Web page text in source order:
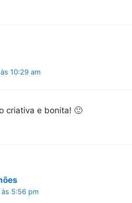
10:29 am
criativa e bonita! 🙂
5:56 pm